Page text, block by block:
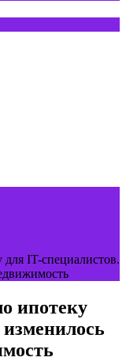
IT-специалистов.
ипотеку